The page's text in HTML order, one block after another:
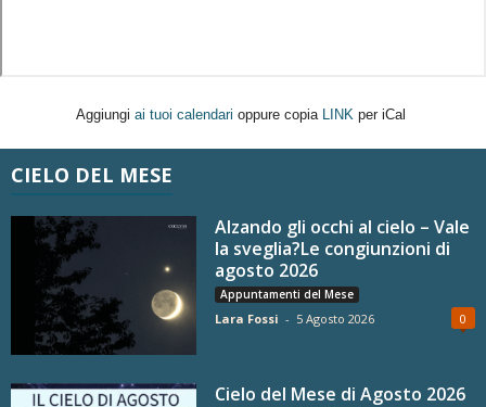
Aggiungi ai tuoi calendari oppure copia LINK per iCal
CIELO DEL MESE
Alzando gli occhi al cielo – Vale
la sveglia?Le congiunzioni di
agosto 2026
Appuntamenti del Mese
Lara Fossi - 5 Agosto 2026 0
Cielo del Mese di Agosto 2026